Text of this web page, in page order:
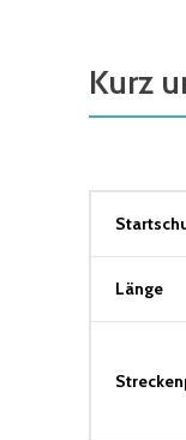
Kurz
Länge